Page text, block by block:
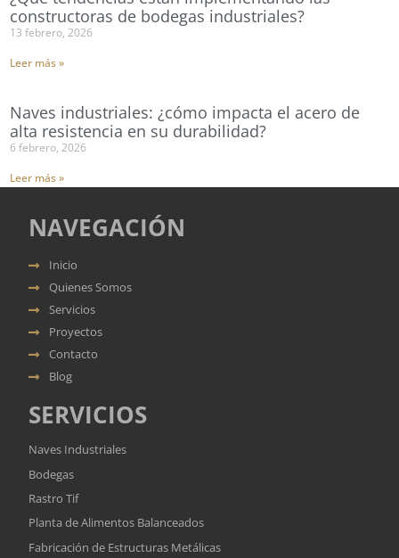
constructoras de bodegas industriales?
13 febrero, 2026
Leer más »
Naves industriales: ¿cómo impacta el acero de
alta resistencia en su durabilidad?
6 febrero, 2026
Leer más »
NAVEGACIÓN
Inicio
Quienes Somos
Servicios
Proyectos
Contacto
Blog
SERVICIOS
Naves Industriales
Bodegas
Rastro Tif
Planta de Alimentos Balanceados
Fabricación de Estructuras Metálicas